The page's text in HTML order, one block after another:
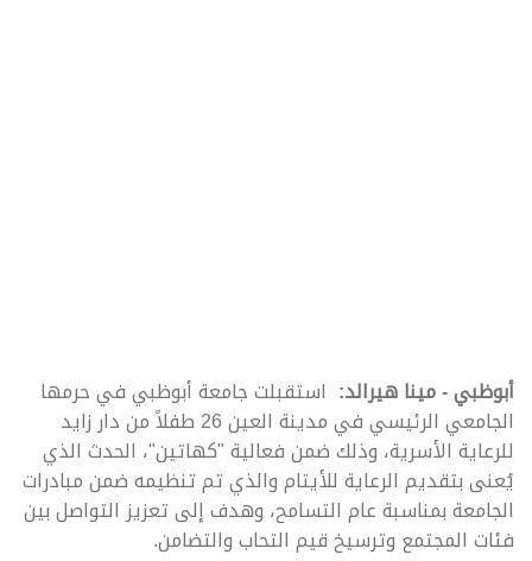
أبوظبي - مينا هيرالد:
استقبلت جامعة أبوظبي في حرمها
الجامعي الرئيسي في مدينة العين 26 طفلاً من دار زايد
للرعاية الأسرية، وذلك ضمن فعالية "كهاتين"، الحدث الذي
يُعنى بتقديم الرعاية للأيتام والذي تم تنظيمه ضمن مبادرات
الجامعة بمناسبة عام التسامح، وهدف إلى تعزيز التواصل بين
فئات المجتمع وترسيخ قيم التحاب والتضامن.